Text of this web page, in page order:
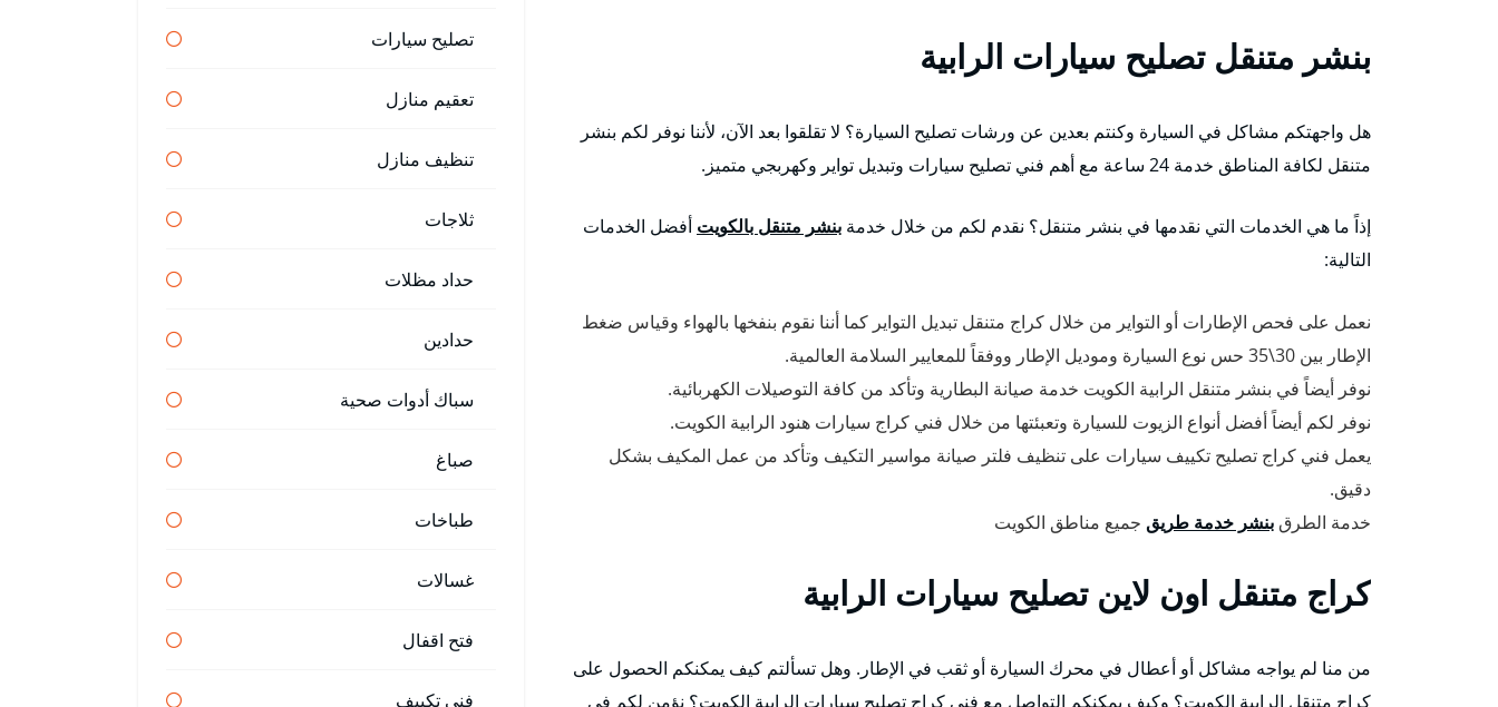
بنشر متنقل تصليح سيارات الرابية
هل واجهتكم مشاكل في السيارة وكنتم بعدين عن ورشات تصليح السيارة؟ لا تقلقوا بعد الآن، لأننا نوفر لكم بنشر
متنقل لكافة المناطق خدمة 24 ساعة مع أهم فني تصليح سيارات وتبديل تواير وكهربجي متميز.
إذاً ما هي الخدمات التي نقدمها في بنشر متنقل؟ نقدم لكم من خلال خدمة بنشر متنقل بالكويت أفضل الخدمات
التالية:
نعمل على فحص الإطارات أو التواير من خلال كراج متنقل تبديل التواير كما أننا نقوم بنفخها بالهواء وقياس ضغط
الإطار بين 30\35 حس نوع السيارة وموديل الإطار ووفقاً للمعايير السلامة العالمية.
نوفر أيضاً في بنشر متنقل الرابية الكويت خدمة صيانة البطارية وتأكد من كافة التوصيلات الكهربائية.
نوفر لكم أيضاً أفضل أنواع الزيوت للسيارة وتعبئتها من خلال فني كراج سيارات هنود الرابية الكويت.
يعمل فني كراج تصليح تكييف سيارات على تنظيف فلتر صيانة مواسير التكيف وتأكد من عمل المكيف بشكل
دقيق.
خدمة الطرقبنشر خدمة طريق جميع مناطق الكويت
كراج متنقل اون لاين تصليح سيارات الرابية
من منا لم يواجه مشاكل أو أعطال في محرك السيارة أو ثقب في الإطار. وهل تسألتم كيف يمكنكم الحصول على
كراج متنقل الرابية الكويت؟ وكيف يمكنكم التواصل مع فني كراج تصليح سيارات الرابية الكويت؟ نؤمن لكم في
تصليح سيارات
تعقيم منازل
تنظيف منازل
ثلاجات
حداد مظلات
حدادين
سباك أدوات صحية
صباغ
طباخات
غسالات
فتح اقفال
فني تكييف